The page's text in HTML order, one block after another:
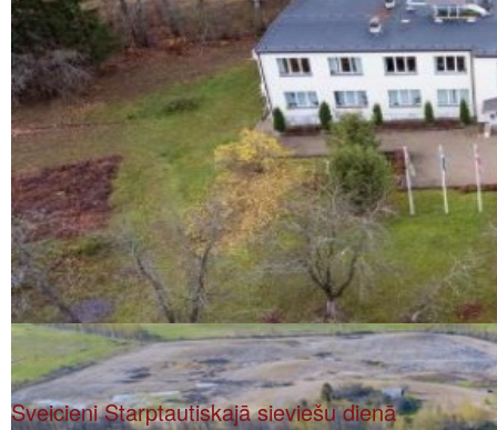
Sveicieni Starptautiskajā sieviešu dienā